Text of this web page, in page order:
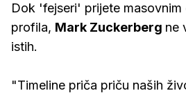
Dok 'fejseri' prijete masovnim
profila, Mark Zuckerberg ne
istih.
"Timeline priča priču naših